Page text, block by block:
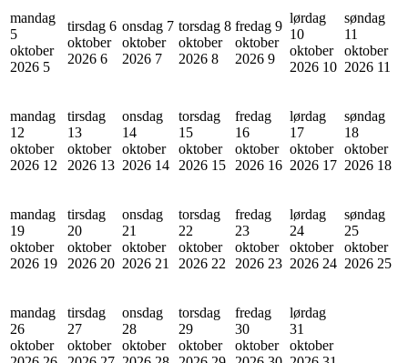
mandag
5
oktober
2026 5
tirsdag 6
oktober
2026 6
onsdag 7
oktober
2026 7
torsdag 8
oktober
2026 8
fredag 9
oktober
2026 9
lørdag
10
oktober
2026 10
søndag
11
oktober
2026 11
mandag
12
oktober
2026 12
tirsdag
13
oktober
2026 13
onsdag
14
oktober
2026 14
torsdag
15
oktober
2026 15
fredag
16
oktober
2026 16
lørdag
17
oktober
2026 17
søndag
18
oktober
2026 18
mandag
19
oktober
2026 19
tirsdag
20
oktober
2026 20
onsdag
21
oktober
2026 21
torsdag
22
oktober
2026 22
fredag
23
oktober
2026 23
lørdag
24
oktober
2026 24
søndag
25
oktober
2026 25
mandag
26
oktober
tirsdag
27
oktober
onsdag
28
oktober
torsdag
29
oktober
fredag
30
oktober
lørdag
31
oktober